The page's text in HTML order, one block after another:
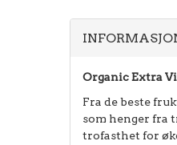
Organic Extra
Fra de beste
som henger fra
trofasthet for